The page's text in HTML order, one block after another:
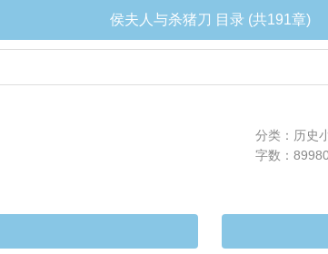
侯夫人与杀猪刀 目录 (共191章)
分类：历史
字数：